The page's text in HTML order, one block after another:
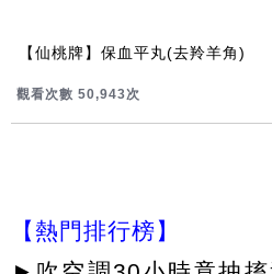
【仙桃牌】保血平丸(去羚羊角)
觀看次數 50,943次
【熱門排行榜】